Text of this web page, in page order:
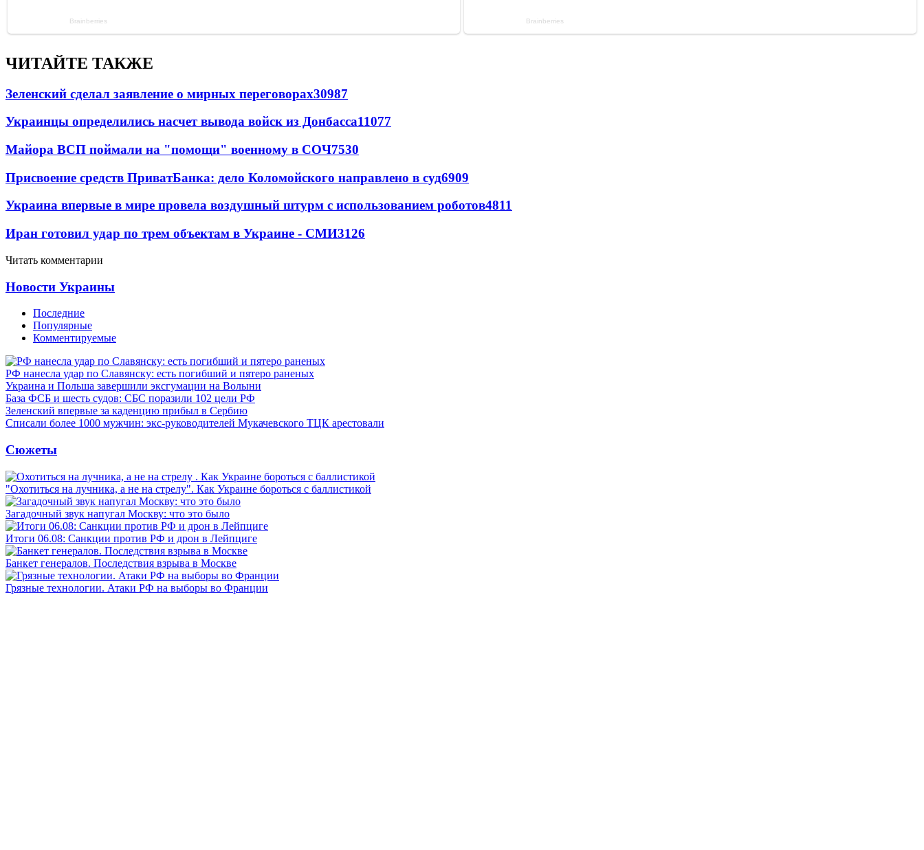
ЧИТАЙТЕ ТАКЖЕ
Зеленский сделал заявление о мирных переговорах30987
Украинцы определились насчет вывода войск из Донбасса11077
Майора ВСП поймали на "помощи" военному в СОЧ7530
Присвоение средств ПриватБанка: дело Коломойского направлено в суд6909
Украина впервые в мире провела воздушный штурм с использованием роботов4811
Иран готовил удар по трем объектам в Украине - СМИ3126
Читать комментарии
Новости Украины
Последние
Популярные
Комментируемые
РФ нанесла удар по Славянску: есть погибший и пятеро раненых
Украина и Польша завершили эксгумации на Волыни
База ФСБ и шесть судов: СБС поразили 102 цели РФ
Зеленский впервые за каденцию прибыл в Сербию
Списали более 1000 мужчин: экс-руководителей Мукачевского ТЦК арестовали
Сюжеты
"Охотиться на лучника, а не на стрелу". Как Украине бороться с баллистикой
Загадочный звук напугал Москву: что это было
Итоги 06.08: Санкции против РФ и дрон в Лейпциге
Банкет генералов. Последствия взрыва в Москве
Грязные технологии. Атаки РФ на выборы во Франции